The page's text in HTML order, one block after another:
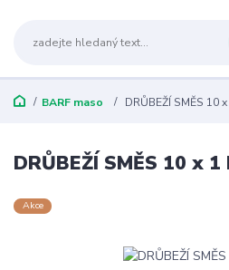
BARF maso DRŮBEŽÍ SMĚS 10
DRŮBEŽÍ SMĚS 10 x 1
Akce